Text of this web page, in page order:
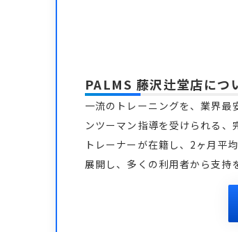
PALMS 藤沢辻堂店につ
一流のトレーニングを、業界最
ンツーマン指導を受けられる
トレーナーが在籍し、2ヶ月平
展開し、多くの利用者から支持